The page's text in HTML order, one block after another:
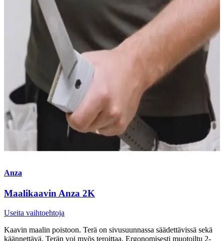
Anza
Maalikaavin Anza 2K
Useita vaihtoehtoja
Kaavin maalin poistoon. Terä on sivusuunnassa säädettävissä sekä
käännettävä. Terän voi myös teroittaa. Ergonomisesti muotoiltu 2-